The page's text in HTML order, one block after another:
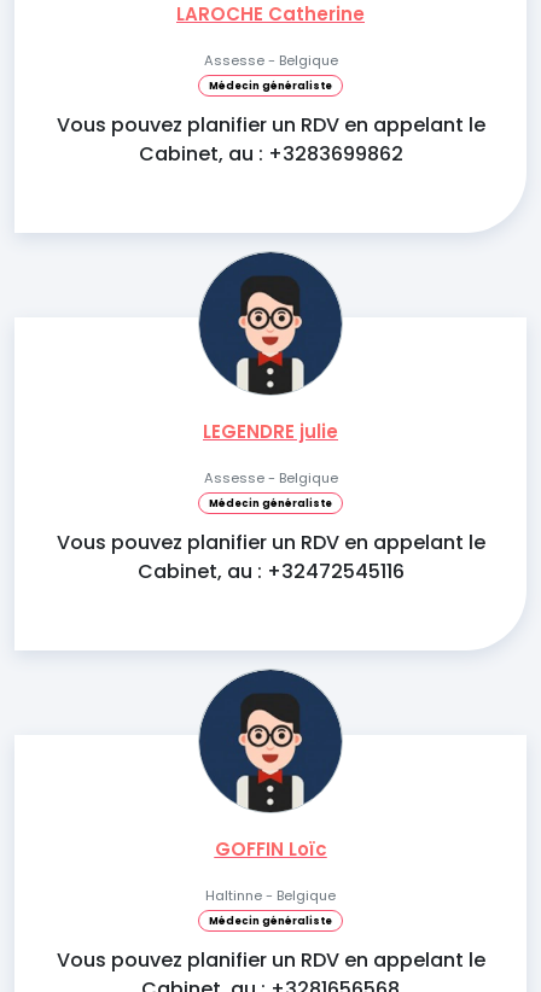
LAROCHE Catherine
Assesse - Belgique
Médecin généraliste
Vous pouvez planifier un RDV en appelant le
Cabinet, au : +3283699862
LEGENDRE julie
Assesse - Belgique
Médecin généraliste
Vous pouvez planifier un RDV en appelant le
Cabinet, au : +32472545116
GOFFIN Loïc
Haltinne - Belgique
Médecin généraliste
Vous pouvez planifier un RDV en appelant le